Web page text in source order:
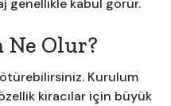
genellikle kabul görür.
Ne Olur?
Kurulum
kiracılar için büyük